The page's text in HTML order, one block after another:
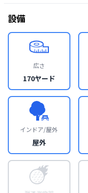
設備
広さ
170ヤード
インドア/屋外
屋外